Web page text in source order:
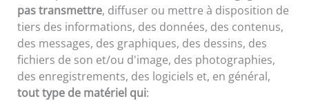
pas transmettre, diffuser ou mettre à disposition de
tiers des informations, des données, des contenus,
des messages, des graphiques, des dessins, des
fichiers de son et/ou d'image, des photographies,
des enregistrements, des logiciels et, en général,
tout type de matériel qui: